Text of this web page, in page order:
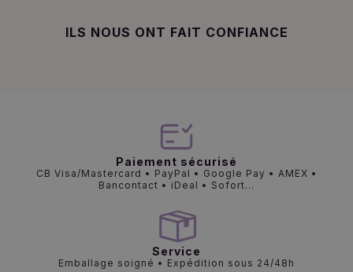
ILS NOUS ONT FAIT CONFIANCE
Paiement sécurisé
CB Visa/Mastercard • PayPal • Google Pay • AMEX •
Bancontact • iDeal • Sofort...
Service
Emballage soigné • Expédition sous 24/48h